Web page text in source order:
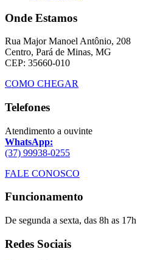
Onde Estamos
Rua Major Manoel Antônio, 208
Centro, Pará de Minas, MG
CEP: 35660-010
COMO CHEGAR
Telefones
Atendimento a ouvinte
WhatsApp:
(37) 99938-0255
FALE CONOSCO
Funcionamento
De segunda a sexta, das 8h as 17h
Redes Sociais